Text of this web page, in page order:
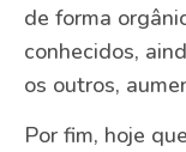
de forma
conhecidos,
os outros,
Por fim, hoje